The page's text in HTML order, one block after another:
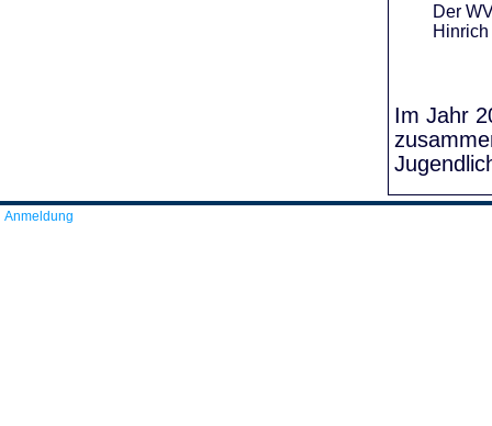
Der
Im Jahr
Anmeldung